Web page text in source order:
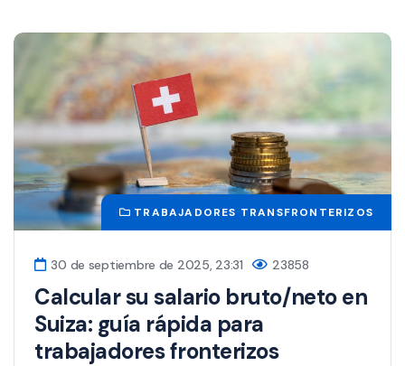
TRABAJADORES TRANSFRONTERIZOS
30 de septiembre de 2025, 23:31 23858
Calcular su salario bruto/neto en
Suiza: guía rápida para
trabajadores fronterizos